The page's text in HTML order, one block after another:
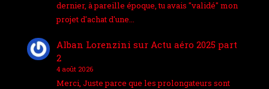
dernier, à pareille époque, tu avais "validé" mon
projet d'achat d'une…
Alban Lorenzini sur Actu aéro 2025 part
2
4 août 2026
Merci, Juste parce que les prolongateurs sont